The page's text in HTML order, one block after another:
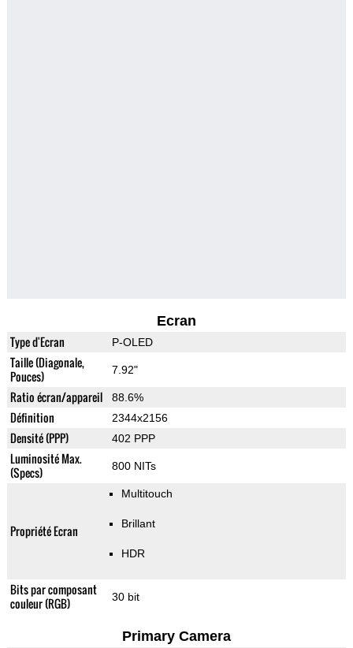
Ecran
Type d'Ecran P-OLED
Taille (Diagonale,
Pouces)
7.92"
Ratio écran/appareil 88.6%
Définition 2344x2156
Densité (PPP) 402 PPP
Luminosité Max.
(Specs)
800 NITs
Propriété Ecran
Multitouch
Brillant
HDR
Bits par composant
couleur (RGB)
30 bit
Primary Camera